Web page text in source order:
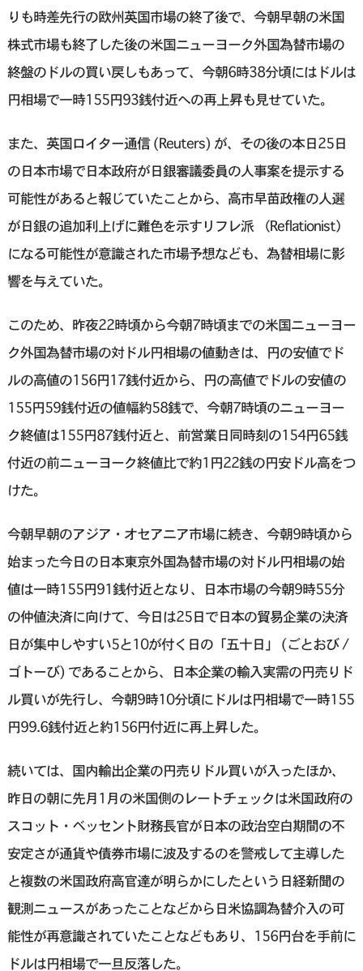
りも時差先行の欧州英国市場の終了後で、今朝早朝の米国
株式市場も終了した後の米国ニューヨーク外国為替市場の
終盤のドルの買い戻しもあって、今朝6時38分頃にはドルは
円相場で一時155円93銭付近への再上昇も見せていた。
また、英国ロイター通信 (Reuters) が、その後の本日25日
の日本市場で日本政府が日銀審議委員の人事案を提示する
可能性があると報じていたことから、高市早苗政権の人選
が日銀の追加利上げに難色を示すリフレ派 （Reflationist）
になる可能性が意識された市場予想なども、為替相場に影
響を与えていた。
このため、昨夜22時頃から今朝7時頃までの米国ニューヨー
ク外国為替市場の対ドル円相場の値動きは、円の安値でド
ルの高値の156円17銭付近から、円の高値でドルの安値の
155円59銭付近の値幅約58銭で、今朝7時頃のニューヨー
ク終値は155円87銭付近と、前営業日同時刻の154円65銭
付近の前ニューヨーク終値比で約1円22銭の円安ドル高をつ
けた。
今朝早朝のアジア・オセアニア市場に続き、今朝9時頃から
始まった今日の日本東京外国為替市場の対ドル円相場の始
値は一時155円91銭付近となり、日本市場の今朝9時55分
の仲値決済に向けて、今日は25日で日本の貿易企業の決済
日が集中しやすい5と10が付く日の「五十日」 (ごとおび /
ゴトーび) であることから、日本企業の輸入実需の円売りド
ル買いが先行し、今朝9時10分頃にドルは円相場で一時155
円99.6銭付近と約156円付近に再上昇した。
続いては、国内輸出企業の円売りドル買いが入ったほか、
昨日の朝に先月1月の米国側のレートチェックは米国政府の
スコット・ベッセント財務長官が日本の政治空白期間の不
安定さが通貨や債券市場に波及するのを警戒して主導した
と複数の米国政府高官達が明らかにしたという日経新聞の
観測ニュースがあったことなどから日米協調為替介入の可
能性が再意識されていたことなどもあり、156円台を手前に
ドルは円相場で一旦反落した。